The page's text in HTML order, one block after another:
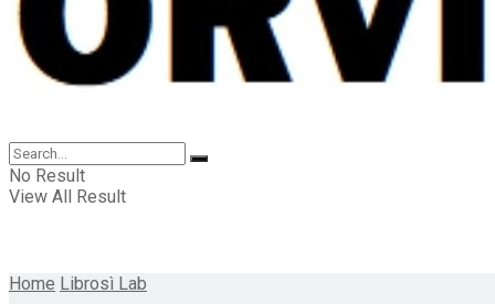
No Result
View All Result
Home Librosì Lab